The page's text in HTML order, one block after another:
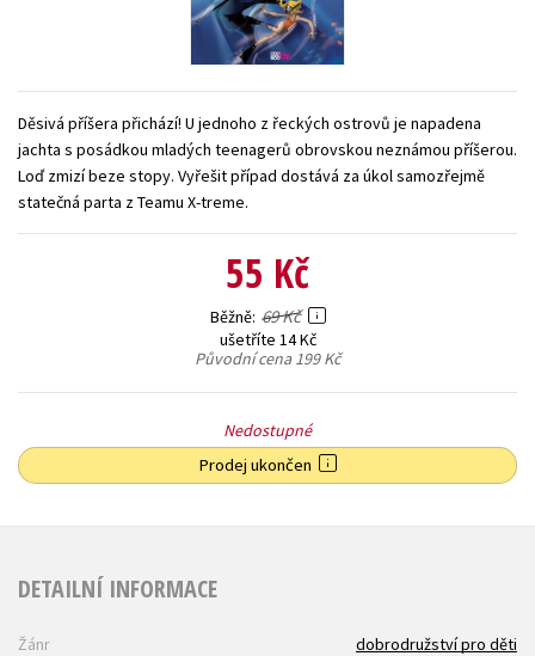
Zahraniční literatura
Všechny tituly
Děsivá příšera přichází! U jednoho z řeckých ostrovů je napadena
jachta s posádkou mladých teenagerů obrovskou neznámou příšerou.
Loď zmizí beze stopy. Vyřešit případ dostává za úkol samozřejmě
statečná parta z Teamu X-treme.
55 Kč
Běžně 69 Kč
ušetříte 14 Kč
Původní cena199 Kč
Nedostupné
Prodej ukončen
DETAILNÍ INFORMACE
Žánr
dobrodružství pro děti